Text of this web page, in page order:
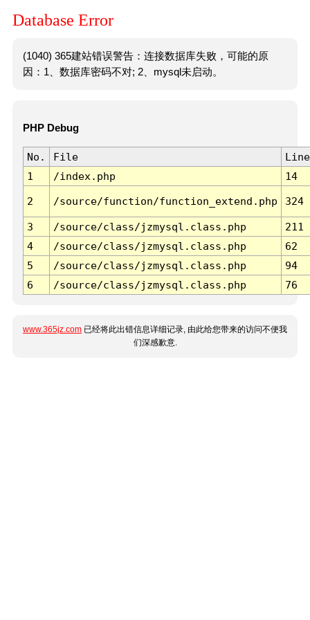
Database Error
(1040) 365建站错误警告：连接数据库失败，可能的原
因：1、数据库密码不对; 2、mysql未启动。
PHP Debug
No. File
Line
1
/index.php 14
2 /source/function/function_extend.php 324
3 /source/class/jzmysql.class.php
211
4
/source/class/jzmysql.class.php
62
5
/source/class/jzmysql.class.php
94
6
/source/class/jzmysql.class.php 76
www.365jz.com 已经将此出错信息详细记录, 由此给您带来的访问不便我
们深感歉意.